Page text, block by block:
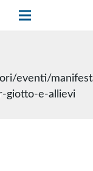
eventi/
giotto-e-allievi